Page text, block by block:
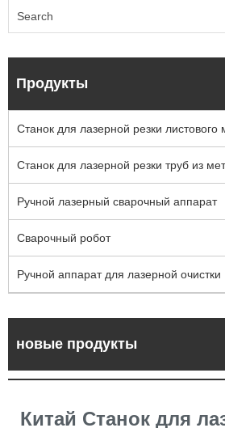
Продукты
Станок для лазерной резки листового
Станок для лазерной резки труб из
Ручной лазерный сварочный аппарат
Сварочный робот
Ручной аппарат для лазерной очистки
новые продукты
Китай Станок для